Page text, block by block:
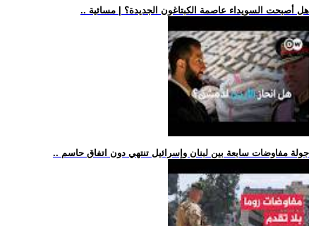
.. هل أصبحت السويداء عاصمة الكبتاغون الجديدة؟ | مسائية
.. جولة مفاوضات سابعة بين لبنان وإسرائيل تنتهي دون اتفاق حاسم